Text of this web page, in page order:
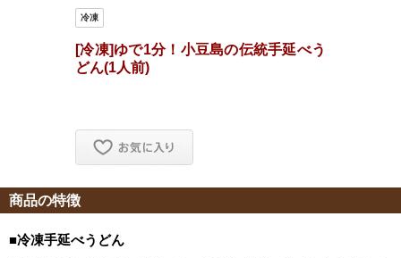
商品の特徴
■冷凍手延べうどん